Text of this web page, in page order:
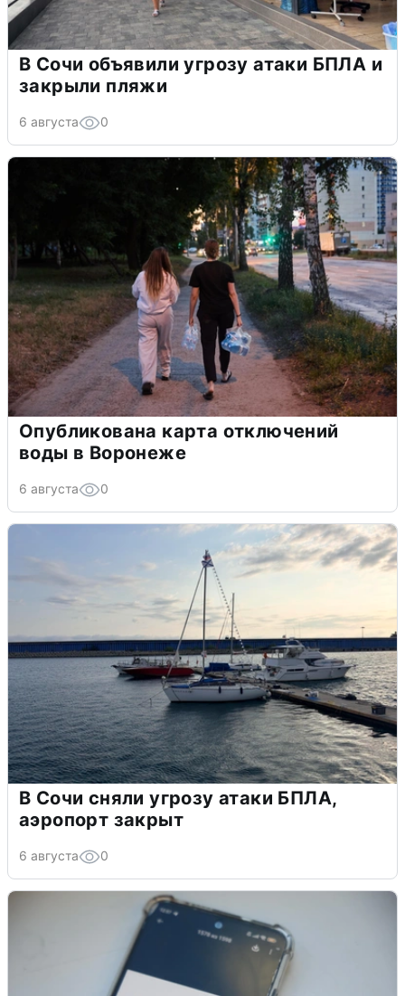
В Сочи объявили угрозу атаки БПЛА и
закрыли пляжи
6 августа 0
Опубликована карта отключений
воды в Воронеже
6 августа 0
В Сочи сняли угрозу атаки БПЛА,
аэропорт закрыт
6 августа 0